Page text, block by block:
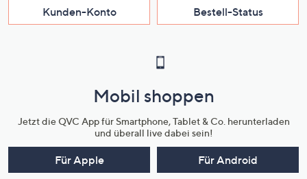
Kunden-Konto Bestell-Status
Mobil shoppen
Jetzt die QVC App für Smartphone, Tablet & Co. herunterladen
und überall live dabei sein!
Für Apple Für Android